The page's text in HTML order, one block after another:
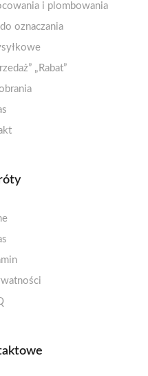
opaque
A6
!i plombowania
oznaczania
„Rabat”